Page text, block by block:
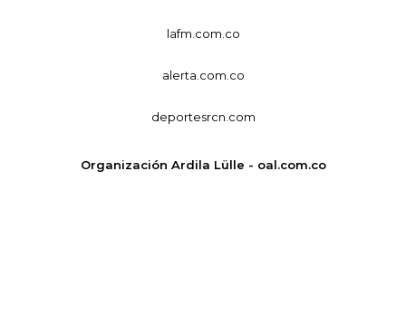
lafm.com.co
alerta.com.co
deportesrcn.com
Organización Ardila Lülle - oal.com.co